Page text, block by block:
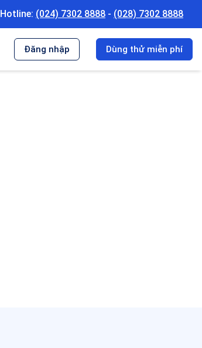
Hotline: (024) 7302 8888 - (028) 7302 8888
Đăng nhập Dùng thử miễn phí